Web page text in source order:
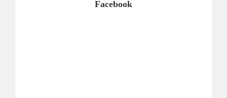
Facebook